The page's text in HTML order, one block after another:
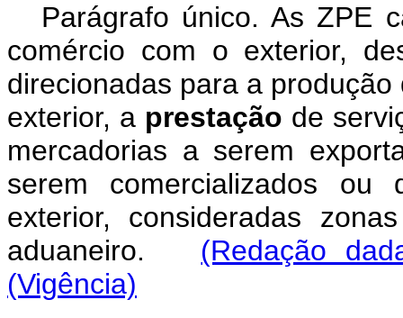
Parágrafo único. As ZPE
comércio com o exterior,
direcionadas para a
exterior, a prestação de
mercadorias a serem
serem comercializados ou
exterior, consideradas
aduaneiro.
(Redação
(Vigência)